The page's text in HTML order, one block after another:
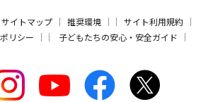
サイトマップ 推奨環境
サイト利用規約
リシー
子どもたちの安心・安全ガイド